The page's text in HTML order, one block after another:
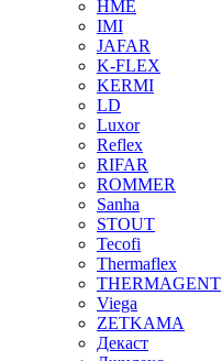
HME
IMI
JAFAR
K-FLEX
KERMI
LD
Luxor
Reflex
RIFAR
ROMMER
Sanha
STOUT
Tecofi
Thermaflex
THERMAGENT
Viega
ZETKAMA
Декаст